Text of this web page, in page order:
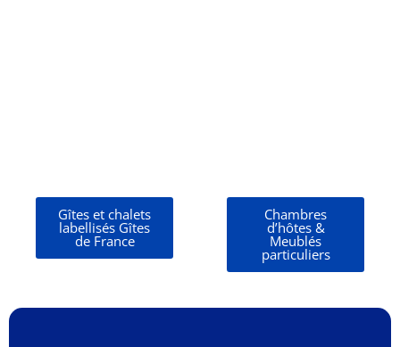
Gîtes et chalets
labellisés Gîtes
de France
Chambres
d’hôtes &
Meublés
particuliers